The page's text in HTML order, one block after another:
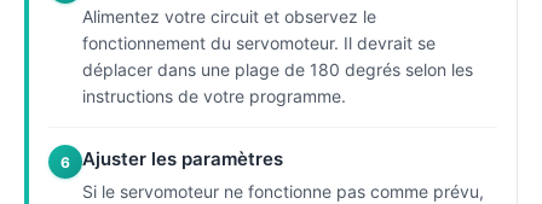
Alimentez votre circuit et observez le
fonctionnement du servomoteur. Il devrait se
déplacer dans une plage de 180 degrés selon les
instructions de votre programme.
6 Ajuster les paramètres
Si le servomoteur ne fonctionne pas comme prévu,